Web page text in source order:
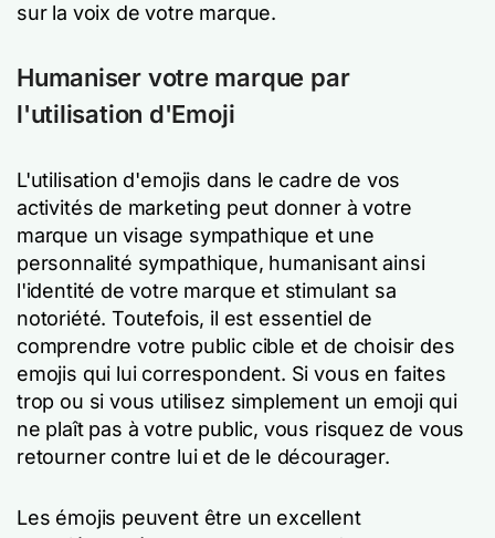
sur la voix de votre marque.
Humaniser votre marque par
l'utilisation d'Emoji
L'utilisation d'emojis dans le cadre de vos
activités de marketing peut donner à votre
marque un visage sympathique et une
personnalité sympathique, humanisant ainsi
l'identité de votre marque et stimulant sa
notoriété. Toutefois, il est essentiel de
comprendre votre public cible et de choisir des
emojis qui lui correspondent. Si vous en faites
trop ou si vous utilisez simplement un emoji qui
ne plaît pas à votre public, vous risquez de vous
retourner contre lui et de le décourager.
Les émojis peuvent être un excellent